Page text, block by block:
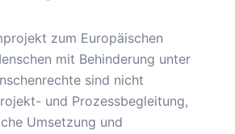
zum Europäischen
mit Behinderung unter
sind nicht
und Prozessbegleitung,
Umsetzung und